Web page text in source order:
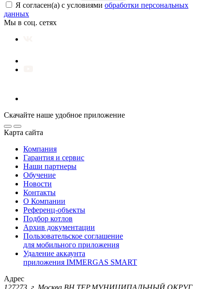
Я согласен(а) с условиями обработки персональных
данных
Мы в соц. сетях
Скачайте наше удобное приложение
Карта сайта
Компания
Гарантия и сервис
Наши партнеры
Обучение
Новости
Контакты
О Компании
Референц-объекты
Подбор котлов
Архив документации
Пользовательское соглашение
для мобильного приложения
Удаление аккаунта
приложения IMMERGAS SMART
Адрес
127273, г. Москва ВН.ТЕР.МУНИЦИПАЛЬНЫЙ ОКРУГ